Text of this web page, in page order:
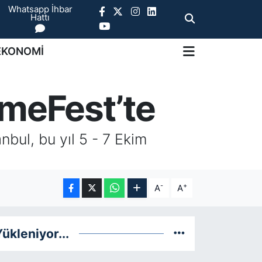
Whatsapp İhbar
Hattı
bu yıl 5 - 7 Ekim
A- A+